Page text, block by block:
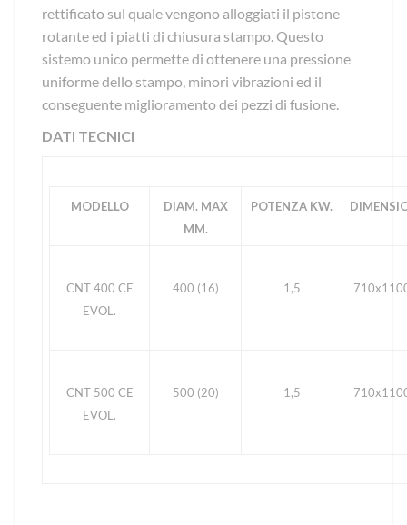
rettificato sul quale vengono alloggiati il pistone
rotante ed i piatti di chiusura stampo. Questo
sistemo unico permette di ottenere una pressione
uniforme dello stampo, minori vibrazioni ed il
conseguente miglioramento dei pezzi di fusione.
DATI TECNICI
MODELLO
DIAM. MAX
MM.
POTENZA KW.
CNT 400 CE
EVOL.
400 (16) 1,5
CNT 500 CE
EVOL.
500 (20) 1,5